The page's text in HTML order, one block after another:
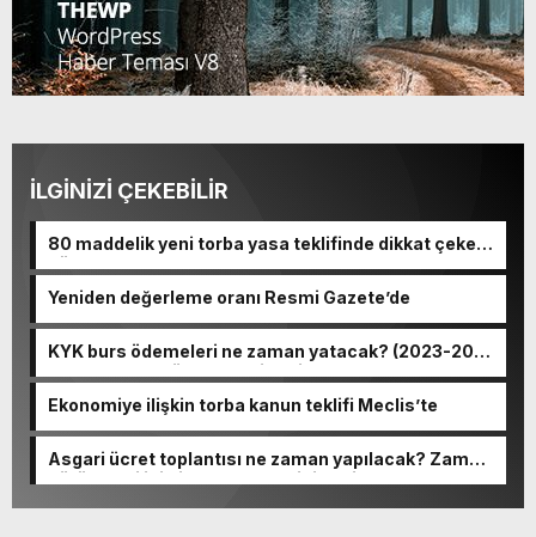
İLGİNİZİ ÇEKEBİLİR
80 maddelik yeni torba yasa teklifinde dikkat çeken
düzenlemeler
Yeniden değerleme oranı Resmi Gazete’de
KYK burs ödemeleri ne zaman yatacak? (2023-2024
GSB KYK burs ödeme tarihleri)
Ekonomiye ilişkin torba kanun teklifi Meclis’te
Asgari ücret toplantısı ne zaman yapılacak? Zam
görüşmesi için ilk toplantı tarihi belli oldu